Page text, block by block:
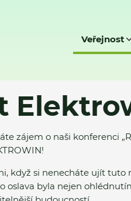
Veřejnost
zájem o naši konferenci
když si nenecháte ujít
oslava byla nejen